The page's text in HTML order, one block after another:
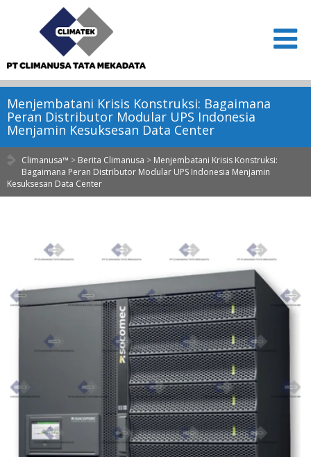
Menjembatani Krisis Konstruksi: Bagaimana
Peran Distributor Modular UPS Indonesia
Menjamin Kesuksesan Data Center
Climanusa™ > Berita Climanusa > Menjembatani Krisis Konstruksi:
Bagaimana Peran Distributor Modular UPS Indonesia Menjamin
Kesuksesan Data Center